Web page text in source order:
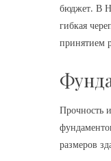
бюджет. В
гибкая
принятием
Прочность
размеров